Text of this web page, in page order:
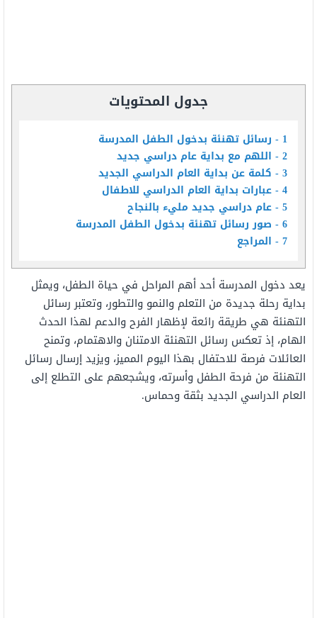
جدول المحتويات
1
رسائل تهنئة بدخول الطفل المدرسة
2 اللهم مع بداية عام دراسي جديد
3 كلمة عن بداية العام الدراسي الجديد
4 عبارات بداية العام الدراسي للاطفال
5 عام دراسي جديد مليء بالنجاح
6 صور رسائل تهنئة بدخول الطفل المدرسة
7 المراجع
يعد دخول المدرسة أحدأهم المراحل في حياة الطفل، ويمثل
بداية رحلة جديدة من التعلم والنمو والتطور، وتعتبر رسائل
التهنئة هي طريقة رائعة لإظهار الفرح والدعم لهذا الحدث
الهام، إذتعكس رسائل التهنئة الامتنان والاهتمام، وتمنح
العائلات فرصة للاحتفال بهذا اليوم المميز، ويزيدإرسال رسائل
التهنئة من فرحة الطفل وأسرته، ويشجعهم على التطلع إلى
العام الدراسي الجديد بثقة وحماس.